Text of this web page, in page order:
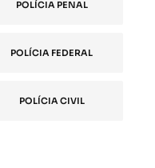
POLÍCIA PENAL
POLÍCIA FEDERAL
POLÍCIA CIVIL